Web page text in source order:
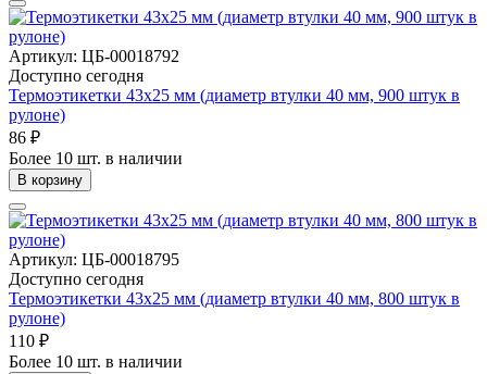
Артикул: ЦБ-00018792
Доступно сегодня
Термоэтикетки 43х25 мм (диаметр втулки 40 мм, 900 штук в
рулоне)
86 ₽
Более 10 шт. в наличии
В корзину
Артикул: ЦБ-00018795
Доступно сегодня
Термоэтикетки 43х25 мм (диаметр втулки 40 мм, 800 штук в
рулоне)
110 ₽
Более 10 шт. в наличии